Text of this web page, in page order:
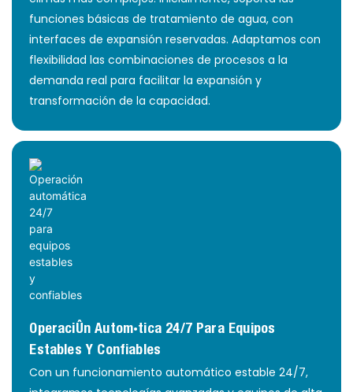
funciones básicas de tratamiento de agua, con
interfaces de expansión reservadas. Adaptamos con
flexibilidad las combinaciones de procesos a la
demanda real para facilitar la expansión y
transformación de la capacidad.
Operación Automática 24/7 Para Equipos
Estables Y Confiables
Con un funcionamiento automático estable 24/7,